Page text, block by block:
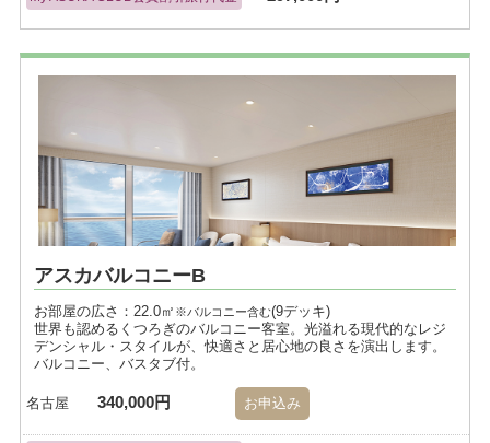
アスカバルコニーB
お部屋の広さ：22.0㎡ ※バルコニー含む(9デッキ)
世界も認めるくつろぎのバルコニー客室。光溢れる現代的なレジ
デンシャル・スタイルが、快適さと居心地の良さを演出します。
バルコニー、バスタブ付。
名古屋 340,000円 お申込み